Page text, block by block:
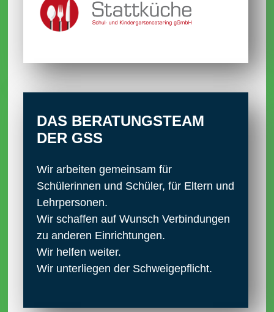
DAS BERATUNGS­TEAM
DER GSS
Wir arbeiten gemeinsam für
Schülerinnen und Schüler, für Eltern und
Lehrpersonen.
Wir schaffen auf Wunsch Verbindungen
zu anderen Einrichtungen.
Wir helfen weiter.
Wir unterliegen der Schweigepflicht.